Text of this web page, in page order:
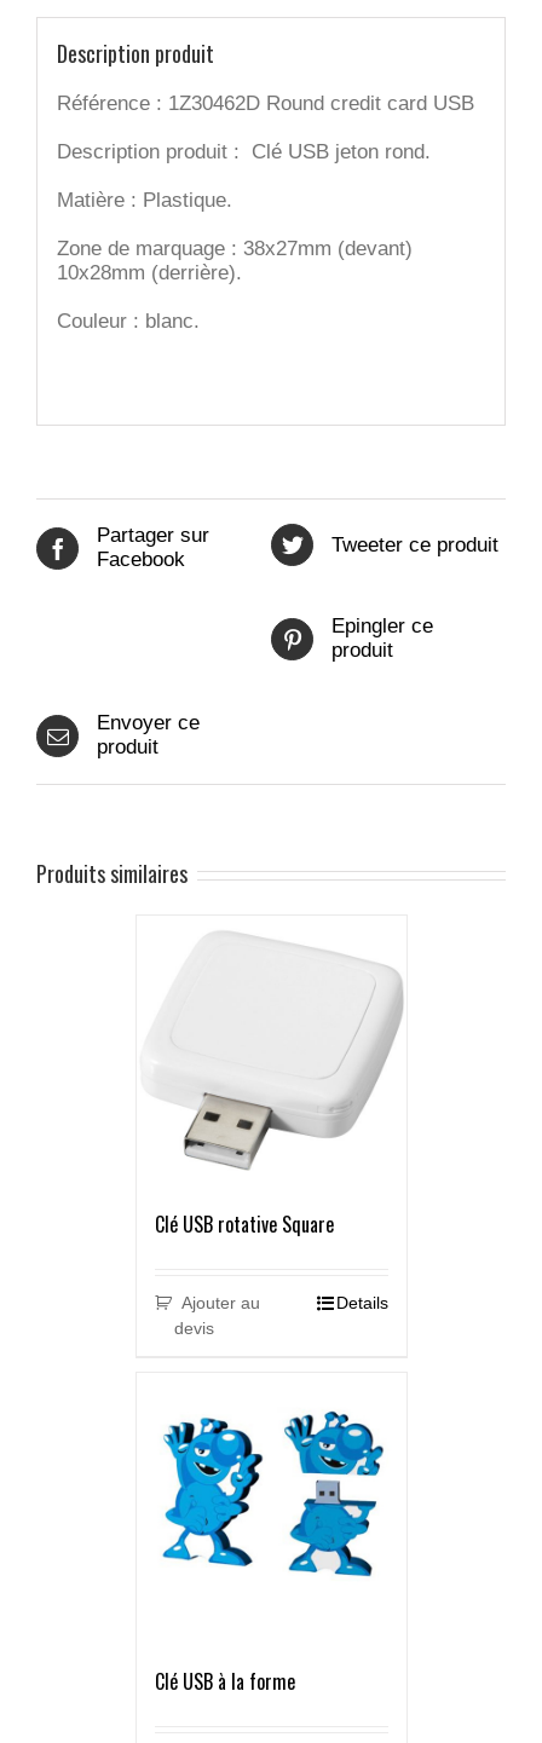
Description produit
Référence : 1Z30462D Round credit card USB
Description produit : Clé USB jeton rond.
Matière : Plastique.
Zone de marquage : 38x27mm (devant)
10x28mm (derrière).
Couleur : blanc.
Partager sur
Facebook
Tweeter ce produit
Epingler ce
produit
Envoyer ce
produit
Produits similaires
Clé USB rotative Square
Ajouter au
devis
Details
Clé USB à la forme